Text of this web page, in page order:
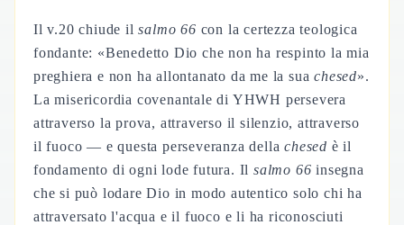
Il v.20 chiude ilsalmo 66 con la certezza teologica
fondante: «Benedetto Dio che non ha respinto la mia
preghiera e non ha allontanato da me la suachesed».
La misericordia covenantale di YHWH persevera
attraverso la prova, attraverso il silenzio, attraverso
il fuoco — e questa perseveranza dellachesed è il
fondamento di ogni lode futura. Ilsalmo 66 insegna
che si può lodare Dio in modo autentico solo chi ha
attraversato l'acqua e il fuoco e li ha riconosciuti